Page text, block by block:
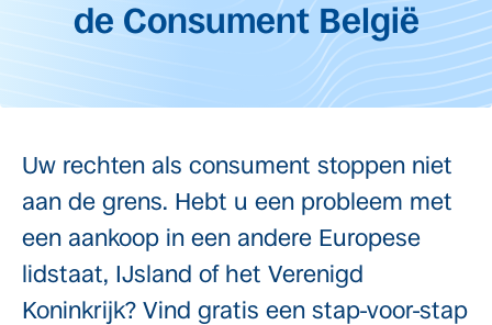
de Consument België
Uw rechten als consument stoppen niet
aan de grens. Hebt u een probleem met
een aankoop in een andere Europese
lidstaat, IJsland of het Verenigd
Koninkrijk? Vind gratis een stap-voor-stap